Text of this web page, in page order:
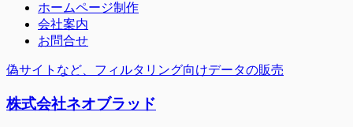
ホームページ制作
会社案内
お問合せ
偽サイトなど、フィルタリング向けデータの販売
株式会社ネオブラッド